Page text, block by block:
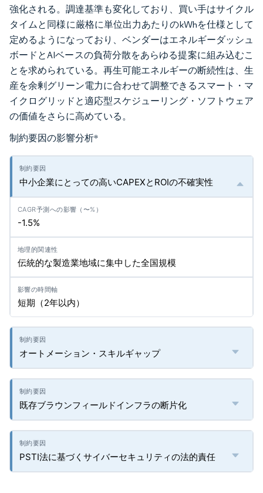
強化される。調達基準も変化しており、買い手はサイクル
タイムと同様に厳格に単位出力あたりのkWhを仕様として
定めるようになっており、ベンダーはエネルギーダッシュ
ボードとAIベースの負荷分散をあらゆる提案に組み込むこ
とを求められている。再生可能エネルギーの断続性は、生
産を余剰グリーン電力に合わせて調整できるスマート・マ
イクログリッドと適応型スケジューリング・ソフトウェア
の価値をさらに高めている。
制約要因の影響分析*
中小企業にとっての高いCAPEXとROIの不確実性
-1.5%
伝統的な製造業地域に集中した全国規模
短期（2年以内）
オートメーション・スキルギャップ
既存ブラウンフィールドインフラの断片化
PSTI法に基づくサイバーセキュリティの法的責任